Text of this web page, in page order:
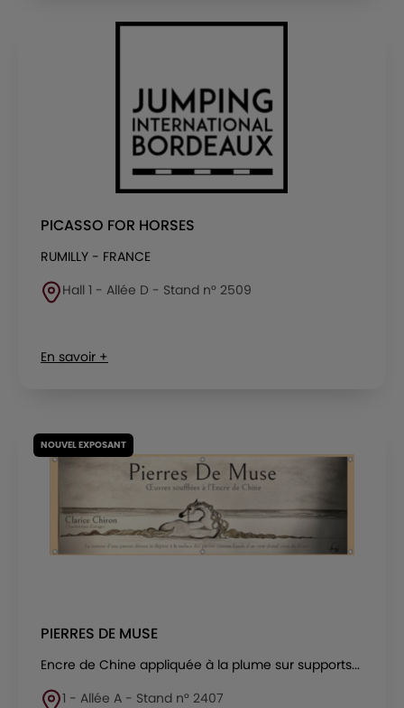
PICASSO FOR HORSES
RUMILLY - FRANCE
Hall 1 - Allée D - Stand n° 2509
En savoir +
NOUVEL EXPOSANT
PIERRES DE MUSE
Encre de Chine appliquée à la plume sur supports...
1 - Allée A - Stand n° 2407